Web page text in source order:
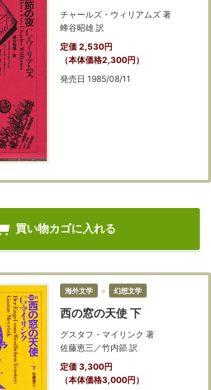
チャールズ・ウィリアムズ 著
蜂谷昭雄 訳
定価 2,530円
（本体価格2,300円）
発売日 1985/08/11
買い物カゴに入れる
海外文学 ＞ 幻想文学
西の窓の天使 下
グスタフ・マイリンク 著
佐藤恵三／竹内節 訳
定価 3,300円
（本体価格3,000円）